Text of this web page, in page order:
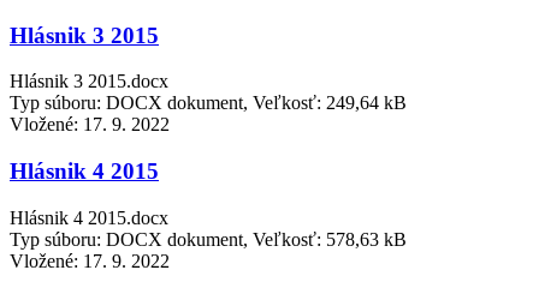
Hlásnik 3 2015
Hlásnik 3 2015.docx
Typ súboru: DOCX dokument, Veľkosť: 249,64 kB
Vložené: 17. 9. 2022
Hlásnik 4 2015
Hlásnik 4 2015.docx
Typ súboru: DOCX dokument, Veľkosť: 578,63 kB
Vložené: 17. 9. 2022